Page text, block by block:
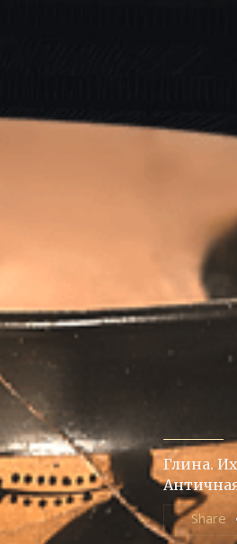
Глина.
Share